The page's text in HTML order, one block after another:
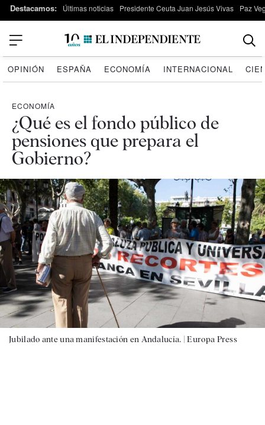
Destacamos: Últimas noticias Presidente Ceuta Juan Jesús Vivas Paz
OPINIÓN ESPAÑA ECONOMÍA INTERNACIONAL
ECONOMÍA
¿Qué es el fondo público de
pensiones que prepara el
Gobierno?
Jubilado ante una manifestación en Andalucía. |Europa Press